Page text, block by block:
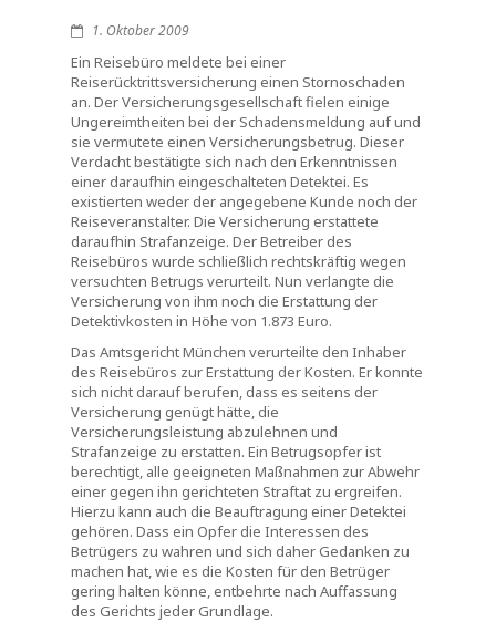
1. Oktober 2009
Ein Reisebüro meldete bei einer
Reiserücktrittsversicherung einen Stornoschaden
an. Der Versicherungsgesellschaft fielen einige
Ungereimtheiten bei der Schadensmeldung auf und
sie vermutete einen Versicherungsbetrug. Dieser
Verdacht bestätigte sich nach den Erkenntnissen
einer daraufhin eingeschalteten Detektei. Es
existierten weder der angegebene Kunde noch der
Reiseveranstalter. Die Versicherung erstattete
daraufhin Strafanzeige. Der Betreiber des
Reisebüros wurde schließlich rechtskräftig wegen
versuchten Betrugs verurteilt. Nun verlangte die
Versicherung von ihm noch die Erstattung der
Detektivkosten in Höhe von 1.873 Euro.
Das Amtsgericht München verurteilte den Inhaber
des Reisebüros zur Erstattung der Kosten. Er konnte
sich nicht darauf berufen, dass es seitens der
Versicherung genügt hätte, die
Versicherungsleistung abzulehnen und
Strafanzeige zu erstatten. Ein Betrugsopfer ist
berechtigt, alle geeigneten Maßnahmen zur Abwehr
einer gegen ihn gerichteten Straftat zu ergreifen.
Hierzu kann auch die Beauftragung einer Detektei
gehören. Dass ein Opfer die Interessen des
Betrügers zu wahren und sich daher Gedanken zu
machen hat, wie es die Kosten für den Betrüger
gering halten könne, entbehrte nach Auffassung
des Gerichts jeder Grundlage.